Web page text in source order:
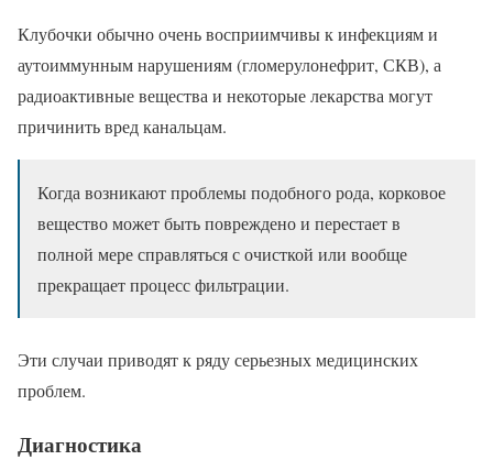
Клубочки обычно очень восприимчивы к инфекциям и
аутоиммунным нарушениям (гломерулонефрит, СКВ), а
радиоактивные вещества и некоторые лекарства могут
причинить вред канальцам.
Когда возникают проблемы подобного рода, корковое
вещество может быть повреждено и перестает в
полной мере справляться с очисткой или вообще
прекращает процесс фильтрации.
Эти случаи приводят к ряду серьезных медицинских
проблем.
Диагностика